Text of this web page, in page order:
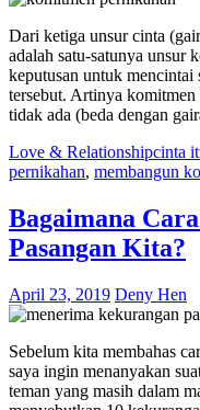
Dari ketiga unsur cinta
adalah satu-satunya unsur
keputusan untuk mencintai
tersebut. Artinya komitmen
tidak ada (beda dengan
Love & Relationshipcinta
pernikahan, membangun
Bagaimana
Pasangan Kita?
April 23, 2019 Deny Hen
Sebelum kita membahas
saya ingin menanyakan
teman yang masih dalam